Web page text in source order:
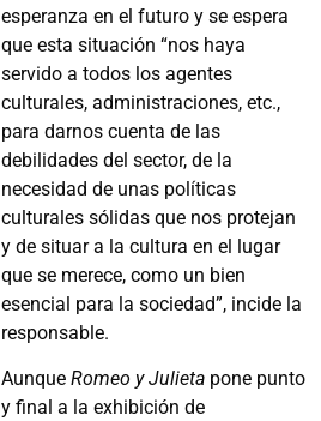
esperanza en el futuro y se espera
que esta situación “nos haya
servido a todos los agentes
culturales, administraciones, etc.,
para darnos cuenta de las
debilidades del sector, de la
necesidad de unas políticas
culturales sólidas que nos protejan
y de situar a la cultura en el lugar
que se merece, como un bien
esencial para la sociedad”, incide la
responsable.
AunqueRomeo y Julieta pone punto
y final a la exhibición de